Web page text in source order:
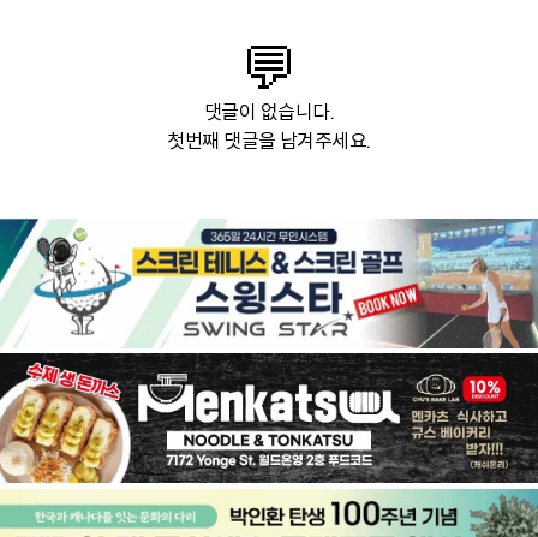
💬
댓글이 없습니다.
첫번째 댓글을 남겨주세요.